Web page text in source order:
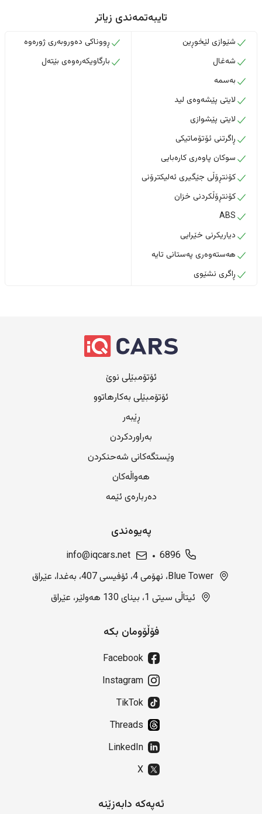
تایبەتمەندی زیاتر
شێوازی لێخوڕین
شەغال
بەسمە
لایتی پێشەوەی لید
لایتی پێشوازی
ڕاگرتنی ئۆتۆماتیکی
سوکان پاوەری کارەبایی
کۆنتڕۆڵی جێگیری ئەلیکترۆنی
کۆنتڕۆڵکردنی خزان
ABS
دیاریکرنی خێرایی
هەستەوەری پەستانی تایە
ڕاگری نشێوی
ڕووناکی دەوروبەری ژورەوە
بارگاویکەرەوەی بێتەل
ئۆتۆمبێلی نوێ
ئۆتۆمبێلی بەکارهاتوو
ڕێبەر
بەراوردکردن
وێستگەکانی شەحنکردن
هەواڵەکان
دەربارەی ئێمە
پەیوەندی
6896
info@iqcars.net
Blue Tower، نهۆمی 4، ئۆفیسی 407، بەغدا، عێراق
ئیتاڵی سیتی 1، بینای 130 هەولێر، عێراق
فۆڵۆومان بکە
Facebook
Instagram
TikTok
Threads
LinkedIn
X
ئەپەکە دابەزێنە